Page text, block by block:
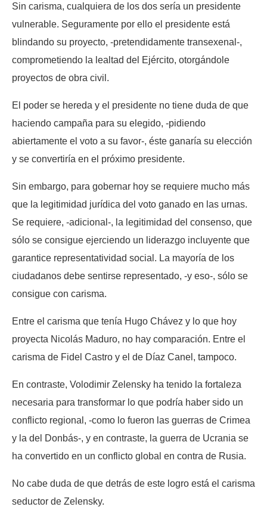
Sin carisma, cualquiera de los dos sería un presidente
vulnerable. Seguramente por ello el presidente está
blindando su proyecto, -pretendidamente transexenal-,
comprometiendo la lealtad del Ejército, otorgándole
proyectos de obra civil.
El poder se hereda y el presidente no tiene duda de que
haciendo campaña para su elegido, -pidiendo
abiertamente el voto a su favor-, éste ganaría su elección
y se convertiría en el próximo presidente.
Sin embargo, para gobernar hoy se requiere mucho más
que la legitimidad jurídica del voto ganado en las urnas.
Se requiere, -adicional-, la legitimidad del consenso, que
sólo se consigue ejerciendo un liderazgo incluyente que
garantice representatividad social. La mayoría de los
ciudadanos debe sentirse representado, -y eso-, sólo se
consigue con carisma.
Entre el carisma que tenía Hugo Chávez y lo que hoy
proyecta Nicolás Maduro, no hay comparación. Entre el
carisma de Fidel Castro y el de Díaz Canel, tampoco.
En contraste, Volodimir Zelensky ha tenido la fortaleza
necesaria para transformar lo que podría haber sido un
conflicto regional, -como lo fueron las guerras de Crimea
y la del Donbás-, y en contraste, la guerra de Ucrania se
ha convertido en un conflicto global en contra de Rusia.
No cabe duda de que detrás de este logro está el carisma
seductor de Zelensky.